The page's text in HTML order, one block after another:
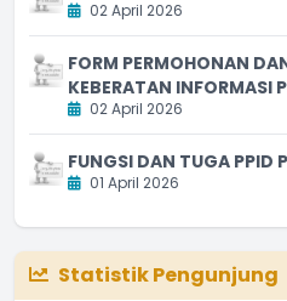
02 April 2026
FORM PERMOHONAN
KEBERATAN INFORMASI
02 April 2026
FUNGSI DAN TUGA PPID
01 April 2026
Statistik Pengunjung